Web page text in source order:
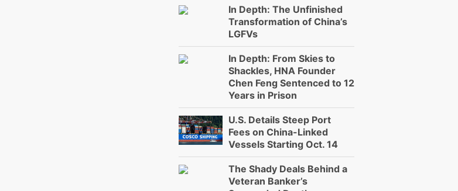
In Depth: The Unfinished
Transformation of China’s
LGFVs
In Depth: From Skies to
Shackles, HNA Founder
Chen Feng Sentenced to 12
Years in Prison
U.S. Details Steep Port
Fees on China-Linked
Vessels Starting Oct. 14
The Shady Deals Behind a
Veteran Banker’s